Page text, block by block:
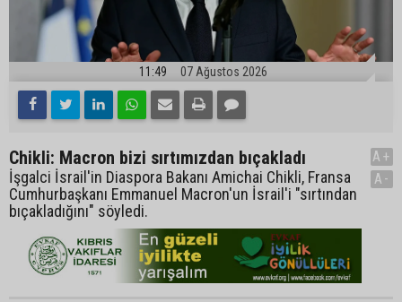
11:49 07 Ağustos 2026
Chikli: Macron bizi sırtımızdan bıçakladı
İşgalci İsrail'in Diaspora Bakanı Amichai Chikli, Fransa
Cumhurbaşkanı Emmanuel Macron'un İsrail'i "sırtından
bıçakladığını" söyledi.
A+
A-